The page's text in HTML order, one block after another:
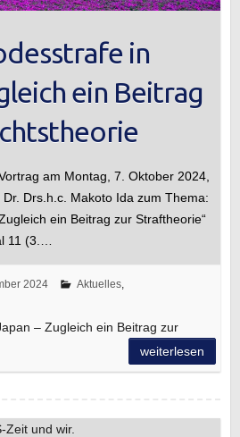
in
ein Beitrag
am Montag, 7. Oktober 2024,
Drs.h.c. Makoto Ida zum Thema:
ein Beitrag zur Straftheorie“
11 (3.…
2024 Aktuelles,
– Zugleich ein Beitrag zur
weiterlesen
Zeit und wir.